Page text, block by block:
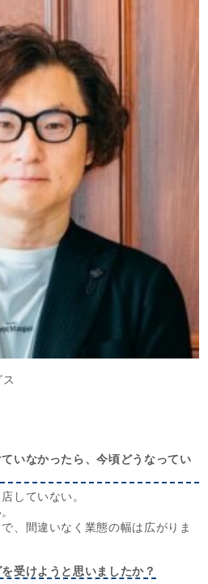
いなかったら、今頃どうなってい
していない。
、間違いなく業態の幅は広がりま
受けようと思いましたか？